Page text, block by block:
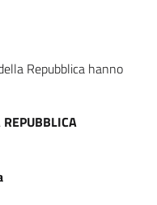
Repubblica hanno